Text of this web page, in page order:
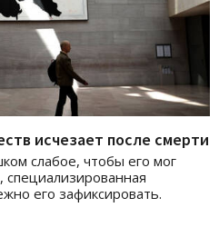
исчезает после смерти
слабое, чтобы его мог
специализированная
его зафиксировать.